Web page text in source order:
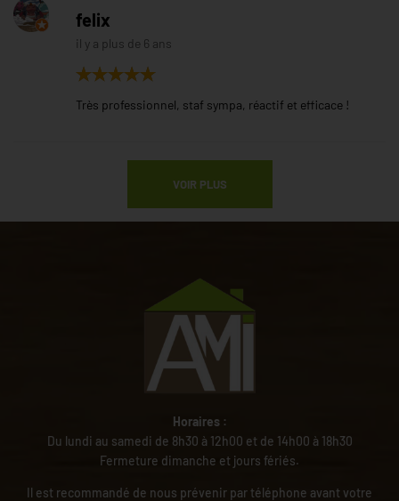
felix
il y a plus de 6 ans
Très professionnel, staf sympa, réactif et efficace !
VOIR PLUS
Horaires :
Du lundi au samedi de 8h30 à 12h00 et de 14h00 à 18h30
Fermeture dimanche et jours fériés.
Il est recommandé de nous prévenir par téléphone avant votre